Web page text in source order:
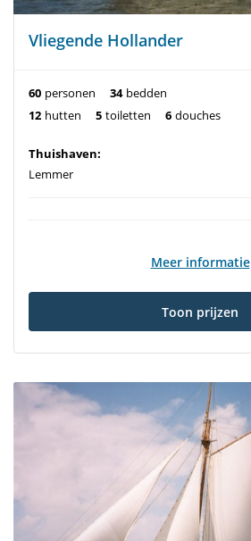
Vliegende Hollander
60 personen 34 bedden
12 hutten 5 toiletten 6 douches
Thuishaven:
Lemmer
Meer informatie
Toon prijzen